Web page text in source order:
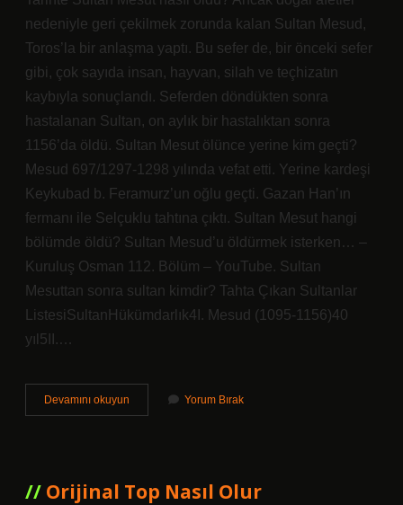
nedeniyle geri çekilmek zorunda kalan Sultan Mesud,
Toros’la bir anlaşma yaptı. Bu sefer de, bir önceki sefer
gibi, çok sayıda insan, hayvan, silah ve teçhizatın
kaybıyla sonuçlandı. Seferden döndükten sonra
hastalanan Sultan, on aylık bir hastalıktan sonra
1156’da öldü. Sultan Mesut ölünce yerine kim geçti?
Mesud 697/1297-1298 yılında vefat etti. Yerine kardeşi
Keykubad b. Feramurz’un oğlu geçti. Gazan Han’ın
fermanı ile Selçuklu tahtına çıktı. Sultan Mesut hangi
bölümde öldü? Sultan Mesud’u öldürmek isterken… –
Kuruluş Osman 112. Bölüm – YouTube. Sultan
Mesuttan sonra sultan kimdir? Tahta Çıkan Sultanlar
ListesiSultanHükümdarlık4I. Mesud (1095-1156)40
yıl5II.…
Devamını okuyun
Mesut
Yorum Bırak
Orijinal Top Nasıl Olur